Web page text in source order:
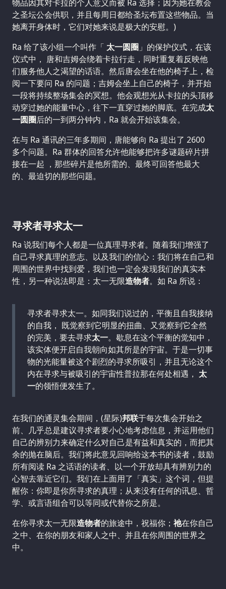
物品因其对卡拉的个人意义而被 Ra 选择；因为她在教会
之圣坛公会供职，并且每周日都给圣坛布置这些物品。当
她离开身体时，它们对她来说是极大的安慰。)
Ra 给了该小组一个叫作「 太一圆圈 」的保护仪式，在该
仪式中， 唐和吉姆会绕着卡拉行走，同时重复着反映他
们服务他人之渴望的话语。然后唐会坐在他的椅子上，检
阅一下要问 Ra 的问题；吉姆会坐上自己的椅子，并开始
一段将持续整场集会的冥想。他会观想光从卡拉的头顶移
动穿过她的能量中心，往下一直穿过她的脚底。在完成太
一圆圈后的一到两分钟内，Ra 就会开始该集会。
在与 Ra 通讯的三年多期间，唐能够向 Ra 提出了 2600
多个问题。Ra 群体的回答允许他能够把许多谜题碎片拼
接在一起 ，那些碎片是他所需的、最终可回答他最大
的、最迫切的那些问题。
寻求者寻求太一
Ra 说我们每个人都是一位真理寻求者。随着我们增强了
自己寻求真理的意志、以及我们的信心：我们将在自己和
周围的世界中找到爱，我们也一定会发现我们的真实本
性，另一种说法即是：太一无限造物者。如 Ra 所说：
寻求者寻求太一。如同我们说过的，平衡且自我接纳
的自我， 既觉察到它明显的扭曲、又觉察到它全然
的完美，要去寻求太一。歇息在这个平衡的觉知中，
该实体便开启自我朝向如其所是的宇宙。于是一切事
物的光能量被这个剧烈的寻求所吸引，并且无论这个
内在寻求与被吸引的宇宙性普拉那在何处相遇， 太
一的领悟便发生了。
在我们的通灵集会期间，(星际)邦联于每次集会开始之
前、几乎总是建议寻求者要小心地考虑信息，并运用他们
自己的辨别力来确定什么对自己是有益和真实的，而把其
余的抛在脑后。我们将此意见回响给这本书的读者，鼓励
所有阅读 Ra 之话语的读者、以一个开放却具有辨别力的
心智去靠近它们。我们在上面用了「真实」这个词，但提
醒你：你即是你所寻求的真理；从来没有任何的讯息、哲
学、或言语组合可以等同或代替你之所是。
在你寻求太一无限造物者的旅途中，祝福你； 祂在你自己
之中、在你的朋友和家人之中、并且在你周围的世界之
中。